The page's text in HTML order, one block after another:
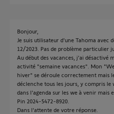
Bonjour,
Je suis utilisateur d'une Tahoma avec
12/2023. Pas de problème particulier
Au début des vacances, j'ai désactivé
activité "semaine vacances". Mon
hiver" se déroule correctement mais
déclenche tous les jours, y compris le
dans l'agenda sur les we à venir mais
Pin 2024-5472-8920.
Dans l'attente de votre réponse.